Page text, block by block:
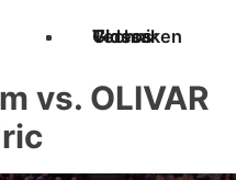
Techniken
Videos
Glossar
vs. OLIVAR